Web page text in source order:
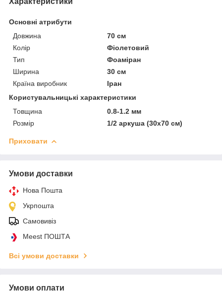
Основні атрибути
Довжина
70 см
Колір
Фіолетовий
Тип
Фоаміран
Ширина
30 см
Країна виробник
Іран
Користувальницькі характеристики
Товщина
0.8-1.2 мм
Розмір
1/2 аркуша (30x70 см)
Приховати
Умови доставки
Нова Пошта
Укрпошта
Самовивіз
Meest ПОШТА
Всі умови доставки
Умови оплати